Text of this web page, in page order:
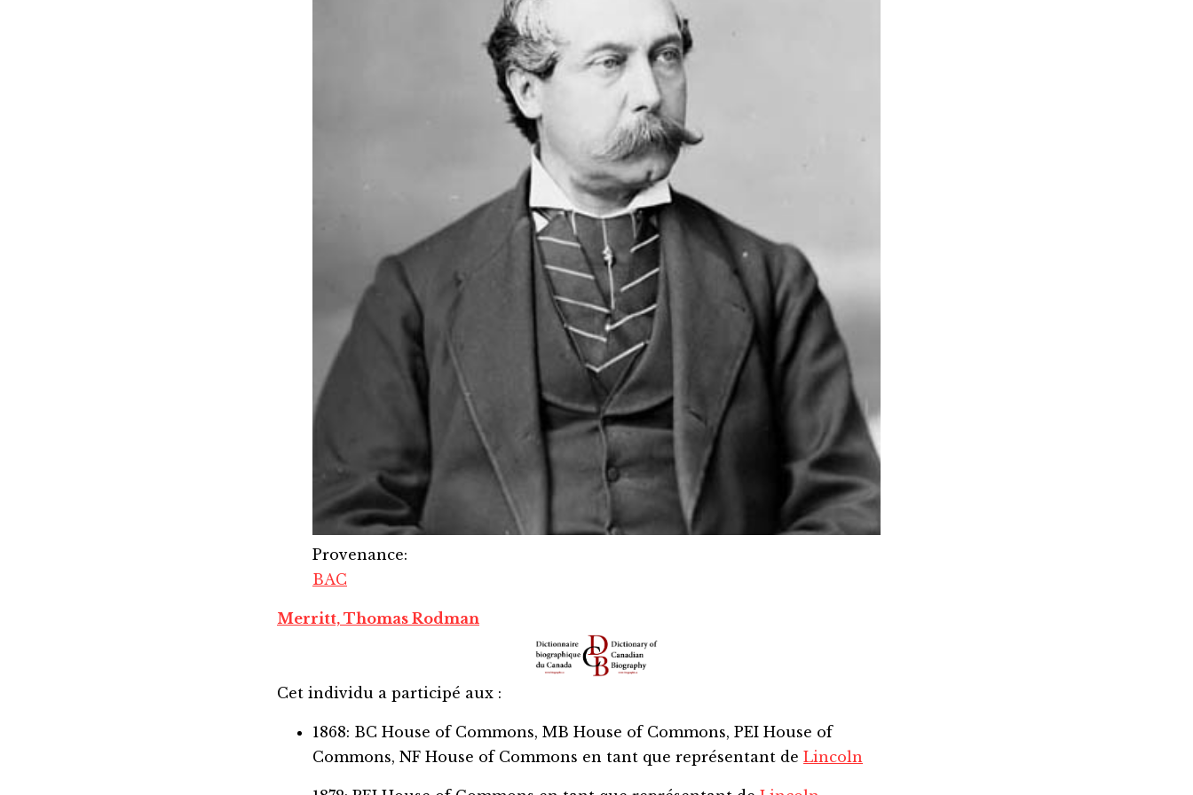
Provenance:
BAC
Merritt, Thomas Rodman
Cet individu a participé aux :
1868: BC House of Commons, MB House of Commons, PEI House of
Commons, NF House of Commons en tant que représentant de Lincoln